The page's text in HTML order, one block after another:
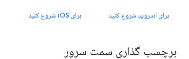
برای اندروید شروع کنید برای iOS شروع کنید
برچسب گذاری سمت سرور